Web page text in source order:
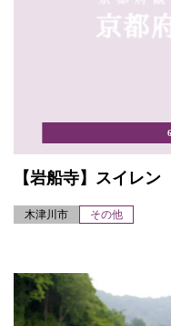
【岩船寺】スイレン
木津川市 その他